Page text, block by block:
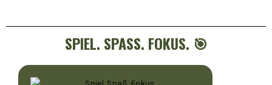
SPIEL. SPASS. FOKUS. 🎯